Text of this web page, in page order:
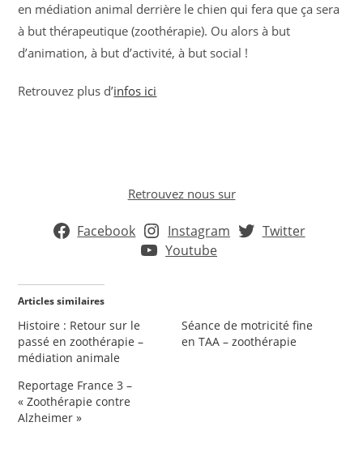
en médiation animal derrière le chien qui fera que ça sera
à but thérapeutique (zoothérapie). Ou alors à but
d’animation, à but d’activité, à but social !
Retrouvez plus d’infos ici
Retrouvez nous sur
Facebook Instagram
Twitter
Youtube
Articles similaires
Histoire : Retour sur le
passé en zoothérapie –
médiation animale
Séance de motricité fine
en TAA – zoothérapie
Reportage France 3 –
« Zoothérapie contre
Alzheimer »